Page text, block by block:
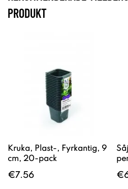
PRODUKT
Kruka, Plast-, Fyrkantig, 9
cm, 20-pack
€7.56